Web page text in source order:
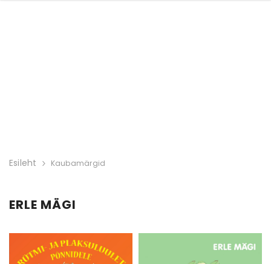
Esileht Kaubamärgid
ERLE MÄGI